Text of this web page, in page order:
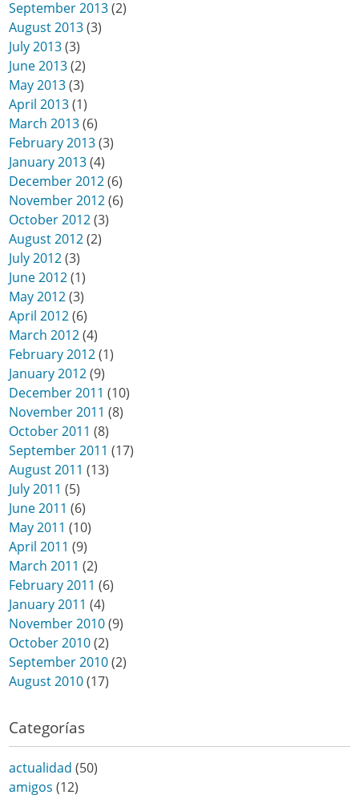
September 2013(2)
August 2013(3)
July 2013(3)
June 2013(2)
May 2013(3)
April 2013(1)
March 2013(6)
February 2013(3)
January 2013(4)
December 2012(6)
November 2012(6)
October 2012(3)
August 2012(2)
July 2012(3)
June 2012(1)
May 2012(3)
April 2012(6)
March 2012(4)
February 2012(1)
January 2012(9)
December 2011 (10)
November 2011 (8)
October 2011 (8)
September 2011 (17)
August 2011 (13)
July 2011 (5)
June 2011 (6)
May 2011 (10)
April 2011 (9)
March 2011 (2)
February 2011 (6)
January 2011 (4)
November 2010(9)
October 2010(2)
September 2010(2)
August 2010(17)
Categorías
actualidad (50)
amigos (12)